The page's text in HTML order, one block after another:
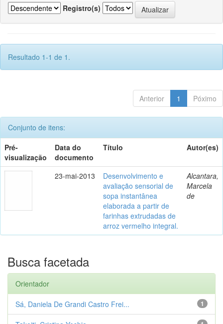
Registro(s)
Resultado 1-1 de 1.
Anterior 1 Póximo
Conjunto de itens:
Pré-
visualização
Data do
documento
Título Autor(es)
23-mai-2013
Desenvolvimento e
avaliação sensorial de
sopa instantânea
elaborada a partir de
farinhas extrudadas de
arroz vermelho integral.
Alcantara,
Marcela
de
Busca facetada
Orientador
1
Sá, Daniela De Grandi Castro Frei...